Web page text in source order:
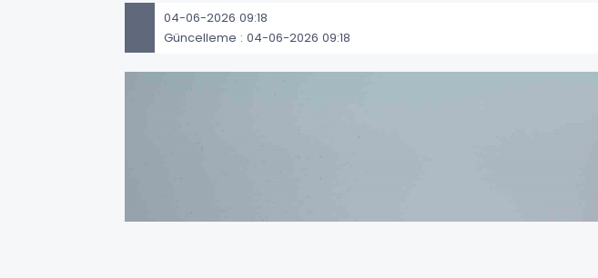
04-06-2026 09:18
Güncelleme : 04-06-2026 09:18